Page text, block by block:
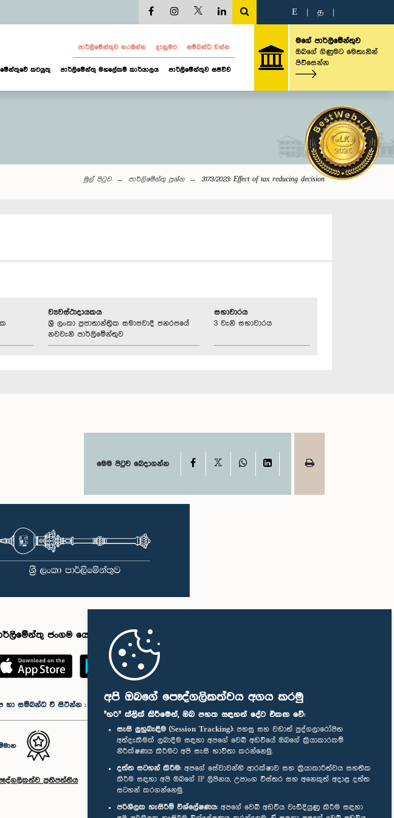
අපි ඔබගේ පෞද්ගලිකත්වය අගය කරමු
"හරි" ක්ලික් කිරීමෙන්, ඔබ පහත සඳහන් දේට එකඟ වේ:
සැසි ලුහුබැඳීම (Session Tracking): පහසු සහ වඩාත් පුද්ගලාරෝපිත
අත්දැකීමක් ලබාදීම සඳහා අපගේ වෙබ් අඩවියේ ඔබගේ ක්‍රියාකාරකම්
නිරීක්ෂණය කිරීමට අපි සැසි භාවිතා කරන්නෙමු.
දත්ත සටහන් කිරීම: අපගේ සේවාවන්හි ආරක්ෂාව සහ ක්‍රියාකාරීත්වය සහතික
කිරීම සඳහා අපි ඔබගේ IP ලිපිනය, උපාංග විස්තර සහ අනෙකුත් අදාළ දත්ත
සටහන් කරගන්නෙමු.
පරිශීලක හැසිරීම් විශ්ලේෂණය: අපගේ වෙබ් අඩවිය වැඩිදියුණු කිරීම සඳහා
E த
පාර්ලි‌මේන්තුව නරඹන්න දැනුමට සම්බන්ධ වන්න
කටයුතු පාර්ලිමේන්තු මහලේකම් කාර්යාලය පාර්ලිමේන්තුව සජීවීව
මගේ පාර්ලිමේන්තුව
ඔබගේ ගිණුමට මෙතැනින්
පිවිසෙන්න
මුල් පිටුව පාර්ලි‌මේන්තු‌ ප්‍රශ්න 3173/2023: Effect of tax reducing decision
ව්‍යවස්ථාදායකය
ශ්‍රී ලංකා ප්‍රජාතාන්ත්‍රික සමාජවාදී ජනරජයේ
නවවැනි පාර්ලිමේන්තුව
සභාවාරය
3 වැනි සභාවාරය
මෙම පිටුව බෙදාගන්න Facebook WhatsAppLinkedIn
ජංගම යෙදුම
හා සම්බන්ධ වී සිටින්න :
ප්‍රතිපත්තිය